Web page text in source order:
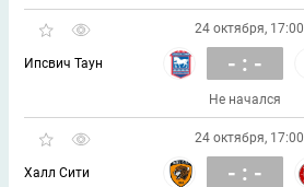
24 октября, 17:00
Ипсвич Таун - : -
Не начался
24 октября, 17:00
Халл Сити - : -